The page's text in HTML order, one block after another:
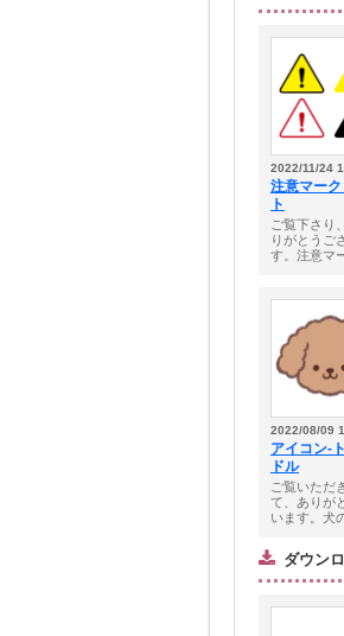
2022/11/24
注意マー
ト
ご覧下さり
りがとうご
す。注意マ
2022/08/09
アイコン-
ドル
ご覧いただ
て、ありが
います。犬
ダウン